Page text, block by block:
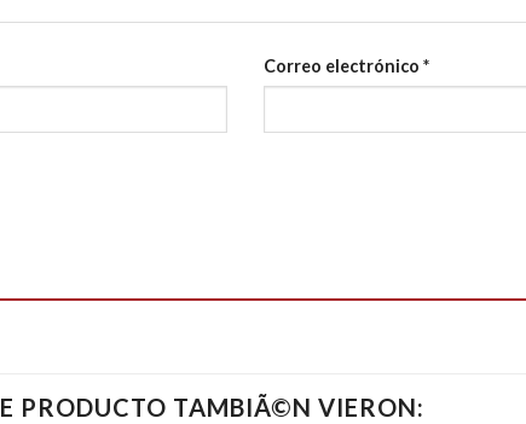
Correo electrónico *
PRODUCTO TAMBIÃ©N VIERON: